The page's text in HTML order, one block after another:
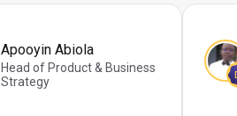
Apooyin Abiola
Head of Product & Business
Strategy